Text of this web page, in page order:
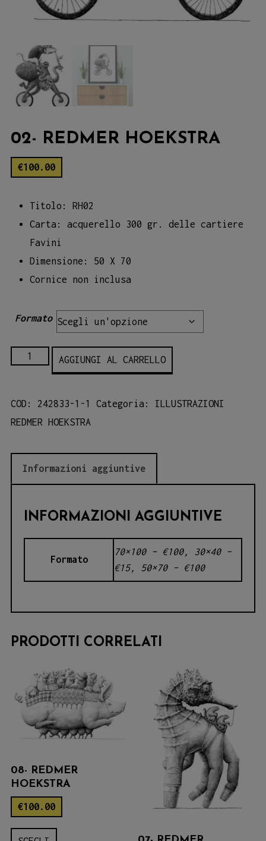
02- REDMER HOEKSTRA
€100.00
Titolo: RH02
Carta: acquerello 300 gr. delle cartiere
Favini
Dimensione: 50 X 70
Cornice non inclusa
Formato
quantità
AGGIUNGI AL CARRELLO
COD: 242833-1-1 Categoria: ILLUSTRAZIONI
REDMER HOEKSTRA
Informazioni aggiuntive
INFORMAZIONI AGGIUNTIVE
Formato
70×100 – €100, 30×40 –
€15, 50×70 – €100
PRODOTTI CORRELATI
08- REDMER
HOEKSTRA
€100.00
Questo